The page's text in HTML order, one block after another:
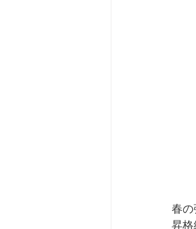
春の
昇格